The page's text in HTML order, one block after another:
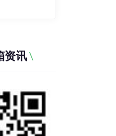
资讯